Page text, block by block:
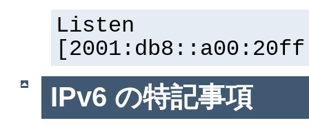
Listen
IPv6 の特記事項